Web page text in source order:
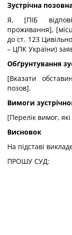
Зустрічна
Я, [ПІБ
проживання],
до ст. 123
– ЦПК України)
Обґрунтування
[Вказати
позов].
Вимоги
[Перелік вимог,
Висновок
На підставі
ПРОШУ СУД: